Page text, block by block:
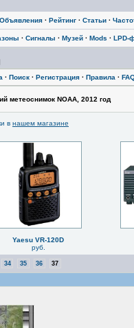
Объявления · Рейтинг · Статьи ·
· Сигналы · Музей · Mods · LPD-
· Поиск · Регистрация · Правила ·
метеоснимок NOAA, 2012 год
в нашем магазине
Yaesu VR-120D
руб.
34 35 36 37